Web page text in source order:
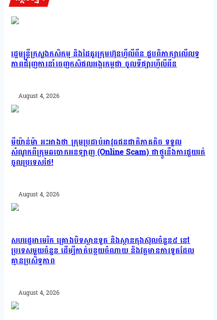
រដ្ឋមន្រ្តីក្រសួងកសិកម្ម និងដៃគូរក្រុមហ៊ុនហ្វីលីពីន ជួបពិភាក្សាលើលទ្ធ
ភាពជំរុញការនាំចេញកសិផលអង្ករកម្ពុជា ចូលទីផ្សារហ្វីលីពីន
August 4, 2026
មីយ៉ាន់ម៉ា អះអាងថា ក្រុមប្រដាប់អាវុធជនជាតិភាគតិច ទទួល
សំណូកពីក្រុមឆបោកអនឡាញ (Online Scam) ជាថ្នូរនឹងការជួយរត់
ចូលប្រទេសថៃ!
August 4, 2026
សហរដ្ឋអាមេរិក គ្រោងបិទស្ថានទូត និងស្ថានកុងស៊ុលចំនួន៥ នៅ
ប្រទេសមួយចំនួន ដើម្បីកាត់បន្ថយចំណាយ និងវត្តមានការទូតដែល
គ្មានប្រសិទ្ធភាព
August 4, 2026